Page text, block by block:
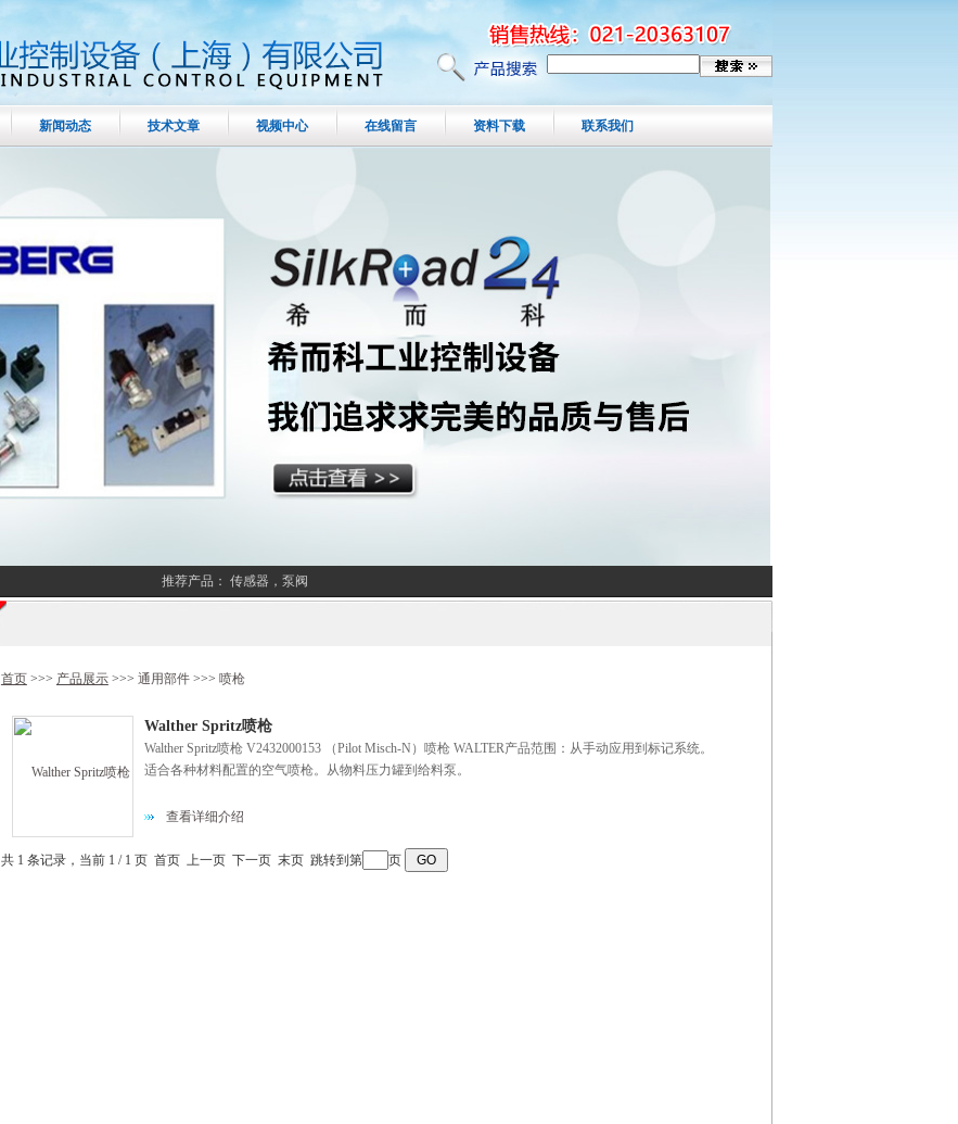
新闻动态 技术文章 视频中心 在线留言 资料下载 联系我们
推荐产品： 传感器，泵阀
首页>>> 产品展示>>> 通用部件>>> 喷枪
Walther Spritz喷枪
Walther Spritz喷枪 V2432000153 （Pilot Misch-N）喷枪 WALTER产品范围：从手动应用到标记系统。
适合各种材料配置的空气喷枪。从物料压力罐到给料泵。
查看详细介绍
共 1 条记录，当前 1 / 1 页 首页 上一页 下一页 末页 跳转到第 页